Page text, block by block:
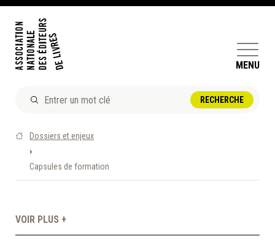
MENU
DOSSIERS ET ENJEUX
ÊTRE ÉDITEUR·TRICE
RÉPERTOIRE DES MEMBRES
Dossiers et enjeux
›
Capsules de formation
VOIR PLUS +